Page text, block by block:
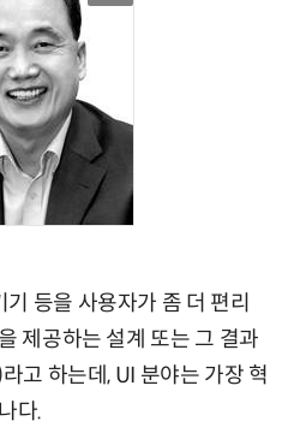
등을 사용자가 좀 더 편리
제공하는 설계 또는 그 결과
고 하는데, UI 분야는 가장 혁
다.